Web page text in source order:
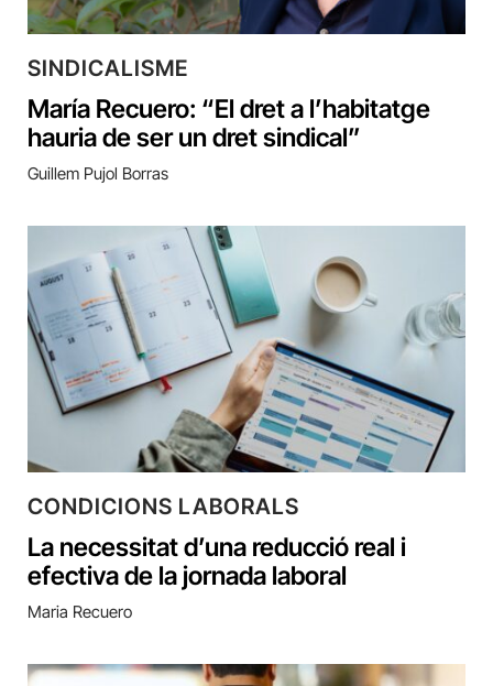
SINDICALISME
María Recuero: “El dret a l’habitatge
hauria de ser un dret sindical”
Guillem Pujol Borras
CONDICIONS LABORALS
La necessitat d’una reducció real i
efectiva de la jornada laboral
Maria Recuero